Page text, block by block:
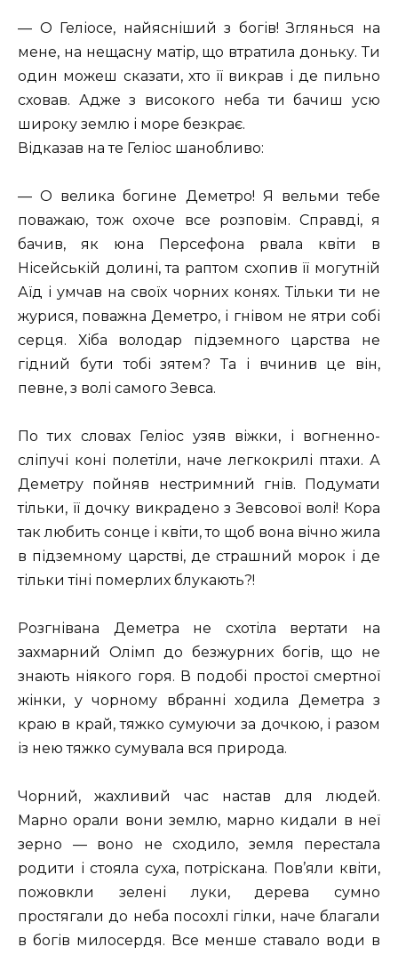
— О Геліосе, найясніший з богів! Зглянься на
мене, на нещасну матір, що втратила доньку. Ти
один можеш сказати, хто її викрав і де пильно
сховав. Адже з високого неба ти бачиш усю
широку землю і море безкрає.
Відказав на те Геліос шанобливо:
— О велика богине Деметро! Я вельми тебе
поважаю, тож охоче все розповім. Справді, я
бачив, як юна Персефона рвала квіти в
Нісейській долині, та раптом схопив її могутній
Аїд і умчав на своїх чорних конях. Тільки ти не
журися, поважна Деметро, і гнівом не ятри собі
серця. Хіба володар підземного царства не
гідний бути тобі зятем? Та і вчинив це він,
певне, з волі самого Зевса.
По тих словах Геліос узяв віжки, і вогненно-
сліпучі коні полетіли, наче легкокрилі птахи. А
Деметру пойняв нестримний гнів. Подумати
тільки, її дочку викрадено з Зевсової волі! Кора
так любить сонце і квіти, то щоб вона вічно жила
в підземному царстві, де страшний морок і де
тільки тіні померлих блукають?!
Розгнівана Деметра не схотіла вертати на
захмарний Олімп до безжурних богів, що не
знають ніякого горя. В подобі простої смертної
жінки, у чорному вбранні ходила Деметра з
краю в край, тяжко сумуючи за дочкою, і разом
із нею тяжко сумувала вся природа.
Чорний, жахливий час настав для людей.
Марно орали вони землю, марно кидали в неї
зерно — воно не сходило, земля перестала
родити і стояла суха, потріскана. Пов’яли квіти,
пожовкли зелені луки, дерева сумно
простягали до неба посохлі гілки, наче благали
в богів милосердя. Все менше ставало води в